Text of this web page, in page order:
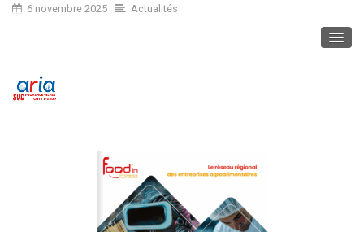
6 novembre 2025 Actualités